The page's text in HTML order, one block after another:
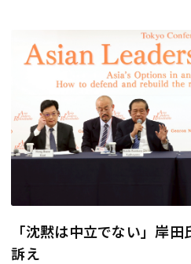
「沈黙は中立でない」岸
訴え